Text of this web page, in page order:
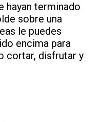
hayan terminado
sobre una
le puedes
encima para
cortar, disfrutar y